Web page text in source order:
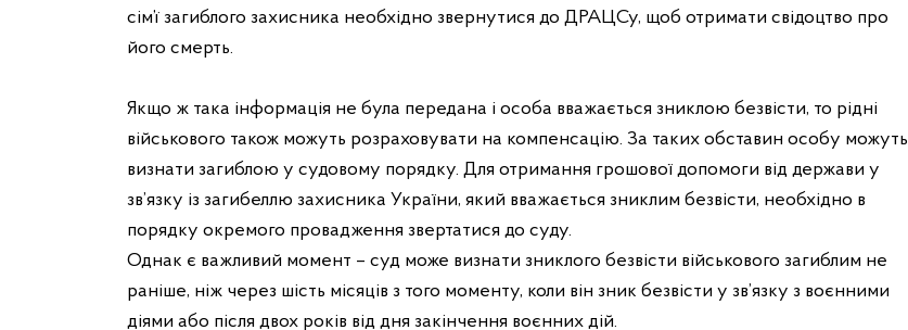
сім’ї загиблого захисника необхідно звернутися до ДРАЦСу, щоб отримати свідоцтво про
його смерть.
Якщо ж така інформація не була передана і особа вважається зниклою безвісти, то рідні
військового також можуть розраховувати на компенсацію. За таких обставин особу можуть
визнати загиблою у судовому порядку. Для отримання грошової допомоги від держави у
зв’язку із загибеллю захисника України, який вважається зниклим безвісти, необхідно в
порядку окремого провадження звертатися до суду.
Однак є важливий момент – суд може визнати зниклого безвісти військового загиблим не
раніше, ніж через шість місяців з того моменту, коли він зник безвісти у зв’язку з воєнними
діями або після двох років від дня закінчення воєнних дій.